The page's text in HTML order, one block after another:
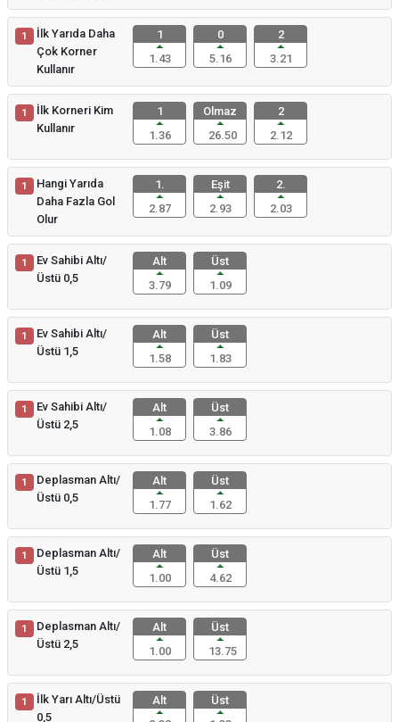
1
İlk Yarıda Daha
Çok Korner
Kullanır
1
1.43
0
5.16
2
3.21
1
İlk Korneri Kim
Kullanır
1
1.36
Olmaz
26.50
2
2.12
1
Hangi Yarıda
Daha Fazla Gol
Olur
1.
2.87
Eşit
2.93
2.
2.03
1
Ev Sahibi Altı/
Üstü 0,5
Alt
3.79
Üst
1.09
1
Ev Sahibi Altı/
Üstü 1,5
Alt
1.58
Üst
1.83
1
Ev Sahibi Altı/
Üstü 2,5
Alt
1.08
Üst
3.86
1
Deplasman Altı/
Üstü 0,5
Alt
1.77
Üst
1.62
1
Deplasman Altı/
Üstü 1,5
Alt
1.00
Üst
4.62
1
Deplasman Altı/
Üstü 2,5
Alt
1.00
Üst
13.75
1
İlk Yarı Altı/Üstü
0,5
Alt
Üst